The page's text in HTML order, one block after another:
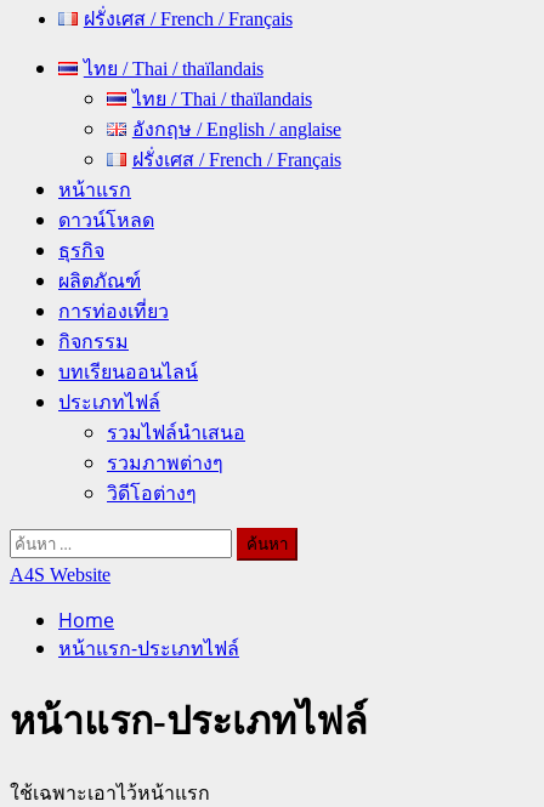
ฝรั่งเศส / French / Français
Primary ไทย / Thai / thaïlandais
ไทย / Thai / thaïlandais
อังกฤษ / English / anglaise
ฝรั่งเศส / French / Français
หน้าแรก
ดาวน์โหลด
ธุรกิจ
ผลิตภัณฑ์
การท่องเที่ยว
กิจกรรม
บทเรียนออนไลน์
ประเภทไฟล์
รวมไฟล์นำเสนอ
รวมภาพต่างๆ
วิดีโอต่างๆ
ค้นหา
สำหรับ:
A4S Website
Home
หน้าแรก-ประเภทไฟล์
หน้าแรก-ประเภทไฟล์
ใช้เฉพาะเอาไว้หน้าแรก